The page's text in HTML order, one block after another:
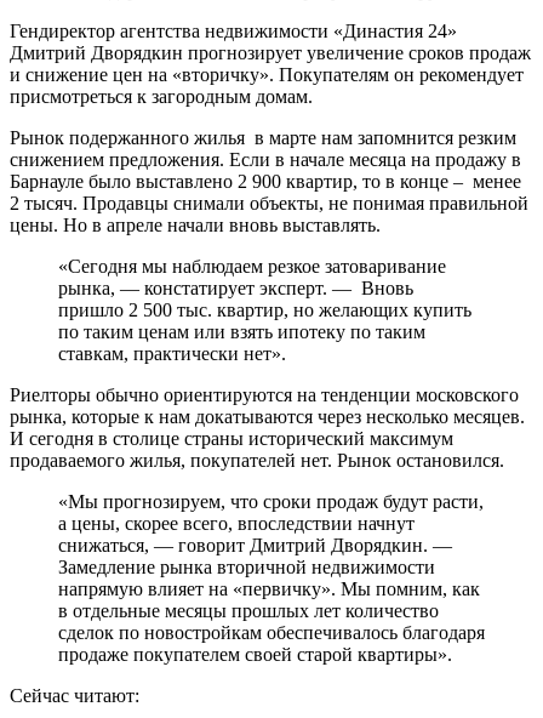
Гендиректор агентства недвижимости «Династия 24»
Дмитрий Дворядкин прогнозирует увеличение сроков продаж
и снижение цен на «вторичку». Покупателям он рекомендует
присмотреться к загородным домам.
Рынок подержанного жилья в марте нам запомнится резким
снижением предложения. Если в начале месяца на продажу в
Барнауле было выставлено 2 900 квартир, то в конце – менее
2 тысяч. Продавцы снимали объекты, не понимая правильной
цены. Но в апреле начали вновь выставлять.
«Сегодня мы наблюдаем резкое затоваривание
рынка, — констатирует эксперт. — Вновь
пришло 2 500 тыс. квартир, но желающих купить
по таким ценам или взять ипотеку по таким
ставкам, практически нет».
Риелторы обычно ориентируются на тенденции московского
рынка, которые к нам докатываются через несколько месяцев.
И сегодня в столице страны исторический максимум
продаваемого жилья, покупателей нет. Рынок остановился.
«Мы прогнозируем, что сроки продаж будут расти,
а цены, скорее всего, впоследствии начнут
снижаться, — говорит Дмитрий Дворядкин. —
Замедление рынка вторичной недвижимости
напрямую влияет на «первичку». Мы помним, как
в отдельные месяцы прошлых лет количество
сделок по новостройкам обеспечивалось благодаря
продаже покупателем своей старой квартиры».
Сейчас читают: